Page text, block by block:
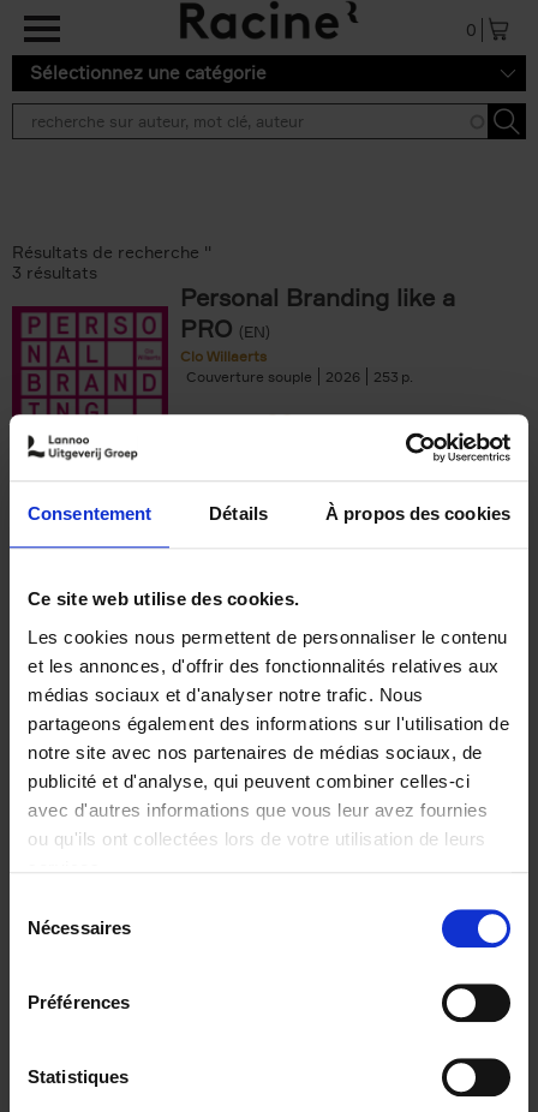
Consentement Détails À propos des cookies
Ce site web utilise des cookies.
Les cookies nous permettent de personnaliser le contenu
et les annonces, d'offrir des fonctionnalités relatives aux
médias sociaux et d'analyser notre trafic. Nous
partageons également des informations sur l'utilisation de
notre site avec nos partenaires de médias sociaux, de
publicité et d'analyse, qui peuvent combiner celles-ci
avec d'autres informations que vous leur avez fournies
ou qu'ils ont collectées lors de votre utilisation de leurs
Nécessaires
Préférences
Statistiques
Aller au contenu principal
0
Sélectionnez une catégorie
Résultats de recherche ''
3 résultats
Personal Branding like a
PRO (EN)
Clo Willaerts
Couverture souple
2026 253
€34,99
Digital marketing like a PRO -
completely revised edition
Clo Willaerts
Couverture souple
2022 226
€35,50
Content Marketing like a